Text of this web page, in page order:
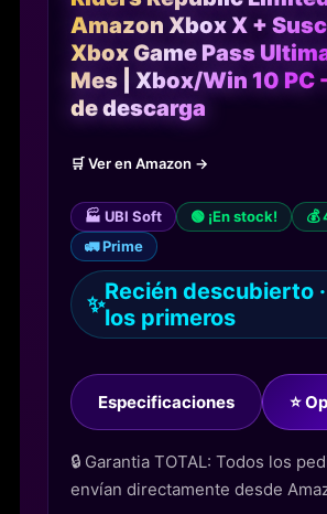
Amazon Xbox X +
Xbox Game Pass
Mes | Xbox/Win 10 PC
de descarga
🛒 Ver en Amazon →
🏭 UBI Soft 🟢 ¡En stock!
💰
🚛 Prime
✨Recién descubierto
los primeros
Especificaciones ⭐
🔒 Garantia TOTAL: Todos los
envían directamente desde